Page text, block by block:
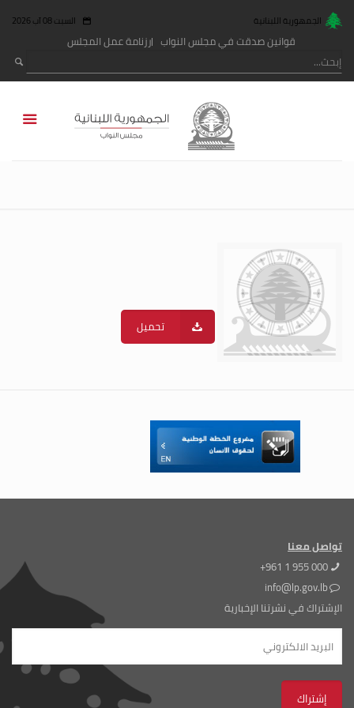
الجمهورية اللبنانية السبت 08 آب 2026
قوانين صدقت في مجلس النواب رزنامة عمل المجلس
تحميل
تواصل معنا
+961 1 955 000
info@lp.gov.lb
الإشتراك في نشرتنا الإخبارية